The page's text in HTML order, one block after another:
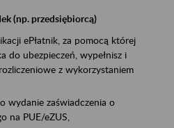
(np. przedsiębiorcą)
ePłatnik, za pomocą której
do ubezpieczeń, wypełnisz i
z wykorzystaniem
wydanie zaświadczenia o
na PUE/eZUS,